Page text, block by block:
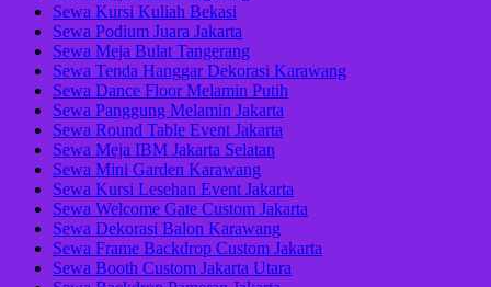
Sewa Kursi Kuliah Bekasi
Sewa Podium Juara Jakarta
Sewa Meja Bulat Tangerang
Sewa Tenda Hanggar Dekorasi Karawang
Sewa Dance Floor Melamin Putih
Sewa Panggung Melamin Jakarta
Sewa Round Table Event Jakarta
Sewa Meja IBM Jakarta Selatan
Sewa Mini Garden Karawang
Sewa Kursi Lesehan Event Jakarta
Sewa Welcome Gate Custom Jakarta
Sewa Dekorasi Balon Karawang
Sewa Frame Backdrop Custom Jakarta
Sewa Booth Custom Jakarta Utara